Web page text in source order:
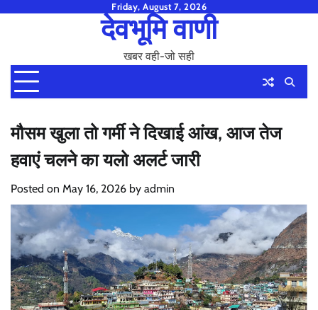
Friday, August 7, 2026
देवभूमि वाणी
खबर वही-जो सही
मौसम खुला तो गर्मी ने दिखाई आंख, आज तेज
हवाएं चलने का यलो अलर्ट जारी
Posted on May 16, 2026 by admin